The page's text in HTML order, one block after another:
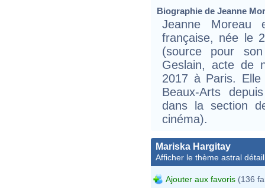
Biographie de Jeanne
Jeanne Moreau
française, née le
(source pour
Geslain, acte de
2017 à Paris.
Beaux-Arts
dans la section
cinéma).
Mariska Hargitay
Afficher le thème astral
Ajouter aux favoris (136